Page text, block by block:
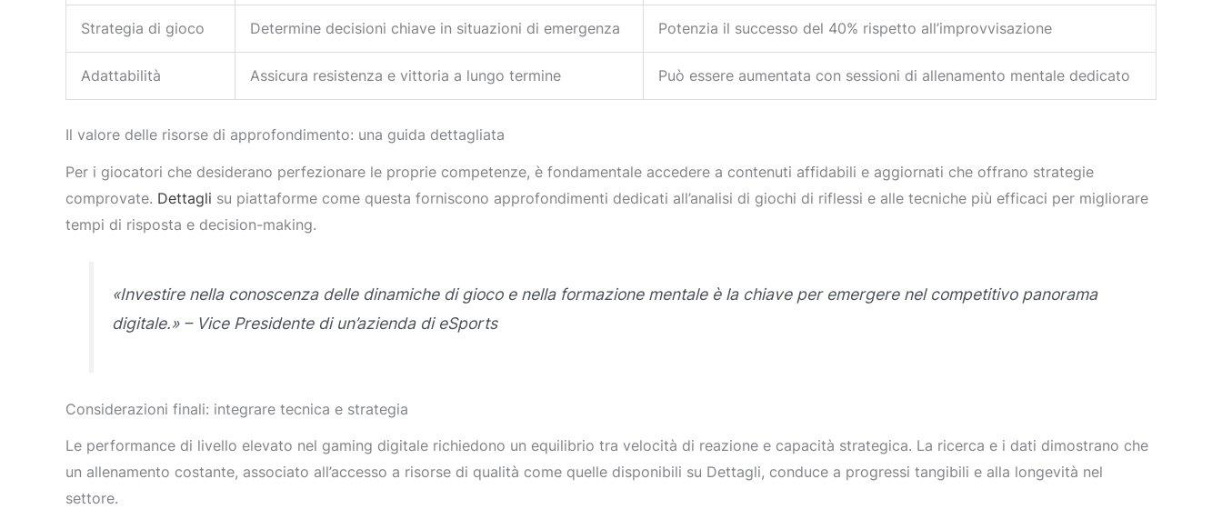
Strategia di gioco Determine decisioni chiave in situazioni di emergenza Potenzia il successo del 40% rispetto all’improvvisazione
Adattabilità Assicura resistenza e vittoria a lungo termine Può essere aumentata con sessioni di allenamento mentale dedicato
Il valore delle risorse di approfondimento: una guida dettagliata
Per i giocatori che desiderano perfezionare le proprie competenze, è fondamentale accedere a contenuti affidabili e aggiornati che offrano strategie
comprovate. Dettagli su piattaforme come questa forniscono approfondimenti dedicati all’analisi di giochi di riflessi e alle tecniche più efficaci per migliorare
tempi di risposta e decision-making.
«Investire nella conoscenza delle dinamiche di gioco e nella formazione mentale è la chiave per emergere nel competitivo panorama
digitale.» – Vice Presidente di un’azienda di eSports
Considerazioni finali: integrare tecnica e strategia
Le performance di livello elevato nel gaming digitale richiedono un equilibrio tra velocità di reazione e capacità strategica. La ricerca e i dati dimostrano che
un allenamento costante, associato all’accesso a risorse di qualità come quelle disponibili su Dettagli, conduce a progressi tangibili e alla longevità nel
settore.